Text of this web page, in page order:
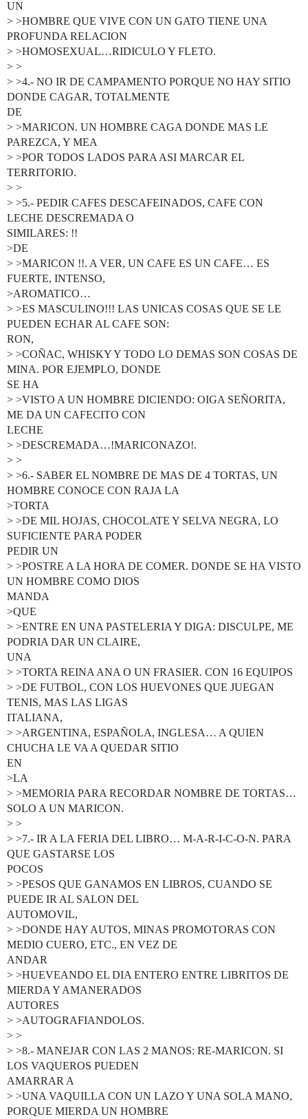
UN
> >HOMBRE QUE VIVE CON UN GATO TIENE UNA
PROFUNDA RELACION
> >HOMOSEXUAL…RIDICULO Y FLETO.
> >
> >4.- NO IR DE CAMPAMENTO PORQUE NO HAY SITIO
DONDE CAGAR, TOTALMENTE
DE
> >MARICON. UN HOMBRE CAGA DONDE MAS LE
PAREZCA, Y MEA
> >POR TODOS LADOS PARA ASI MARCAR EL
TERRITORIO.
> >
> >5.- PEDIR CAFES DESCAFEINADOS, CAFE CON
LECHE DESCREMADA O
SIMILARES: !!
>DE
> >MARICON !!. A VER, UN CAFE ES UN CAFE… ES
FUERTE, INTENSO,
>AROMATICO…
> >ES MASCULINO!!! LAS UNICAS COSAS QUE SE LE
PUEDEN ECHAR AL CAFE SON:
RON,
> >COÑAC, WHISKY Y TODO LO DEMAS SON COSAS DE
MINA. POR EJEMPLO, DONDE
SE HA
> >VISTO A UN HOMBRE DICIENDO: OIGA SEÑORITA,
ME DA UN CAFECITO CON
LECHE
> >DESCREMADA…!MARICONAZO!.
> >
> >6.- SABER EL NOMBRE DE MAS DE 4 TORTAS, UN
HOMBRE CONOCE CON RAJA LA
>TORTA
> >DE MIL HOJAS, CHOCOLATE Y SELVA NEGRA, LO
SUFICIENTE PARA PODER
PEDIR UN
> >POSTRE A LA HORA DE COMER. DONDE SE HA VISTO
UN HOMBRE COMO DIOS
MANDA
>QUE
> >ENTRE EN UNA PASTELERIA Y DIGA: DISCULPE, ME
PODRIA DAR UN CLAIRE,
UNA
> >TORTA REINA ANA O UN FRASIER. CON 16 EQUIPOS
> >DE FUTBOL, CON LOS HUEVONES QUE JUEGAN
TENIS, MAS LAS LIGAS
ITALIANA,
> >ARGENTINA, ESPAÑOLA, INGLESA… A QUIEN
CHUCHA LE VA A QUEDAR SITIO
EN
>LA
> >MEMORIA PARA RECORDAR NOMBRE DE TORTAS…
SOLO A UN MARICON.
> >
> >7.- IR A LA FERIA DEL LIBRO… M-A-R-I-C-O-N. PARA
QUE GASTARSE LOS
POCOS
> >PESOS QUE GANAMOS EN LIBROS, CUANDO SE
PUEDE IR AL SALON DEL
AUTOMOVIL,
> >DONDE HAY AUTOS, MINAS PROMOTORAS CON
MEDIO CUERO, ETC., EN VEZ DE
ANDAR
> >HUEVEANDO EL DIA ENTERO ENTRE LIBRITOS DE
MIERDA Y AMANERADOS
AUTORES
> >AUTOGRAFIANDOLOS.
> >
> >8.- MANEJAR CON LAS 2 MANOS: RE-MARICON. SI
LOS VAQUEROS PUEDEN
AMARRAR A
> >UNA VAQUILLA CON UN LAZO Y UNA SOLA MANO,
PORQUE MIERDA UN HOMBRE